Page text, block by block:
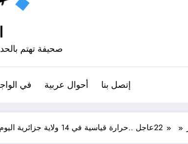
صحيفة تهتم
إتصل بنا أحوال عربية في
22عاجل ..حرارة قياسية في 14 ولاية جزائرية اليوم